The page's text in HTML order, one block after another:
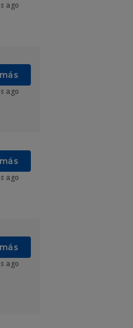
ago
ago
ago
ago